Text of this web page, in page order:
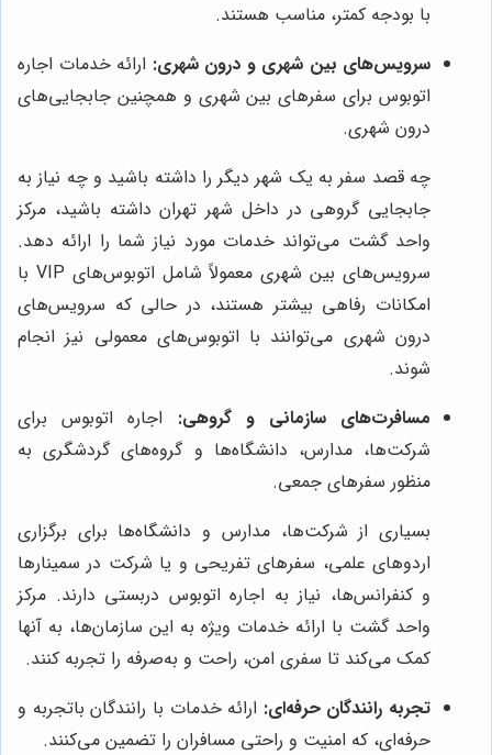
با بودجه کمتر، مناسب هستند.
سرویس‌های بین شهری و درون شهری: ارائه خدمات اجاره
اتوبوس برای سفرهای بین شهری و همچنین جابجایی‌های
درون شهری.
چه قصد سفر به یک شهر دیگر را داشته باشید و چه نیاز به
جابجایی گروهی در داخل شهر تهران داشته باشید، مرکز
واحد گشت می‌تواند خدمات مورد نیاز شما را ارائه دهد.
سرویس‌های بین شهری معمولاً شامل اتوبوس‌های VIP با
امکانات رفاهی بیشتر هستند، در حالی که سرویس‌های
درون شهری می‌توانند با اتوبوس‌های معمولی نیز انجام
شوند.
مسافرت‌های سازمانی و گروهی: اجاره اتوبوس برای
شرکت‌ها، مدارس، دانشگاه‌ها و گروه‌های گردشگری به
منظور سفرهای جمعی.
بسیاری از شرکت‌ها، مدارس و دانشگاه‌ها برای برگزاری
اردوهای علمی، سفرهای تفریحی و یا شرکت در سمینارها
و کنفرانس‌ها، نیاز به اجاره اتوبوس دربستی دارند. مرکز
واحد گشت با ارائه خدمات ویژه به این سازمان‌ها، به آنها
کمک می‌کند تا سفری امن، راحت و به‌صرفه را تجربه کنند.
تجربه رانندگان حرفه‌ای: ارائه خدمات با رانندگان باتجربه و
حرفه‌ای، که امنیت و راحتی مسافران را تضمین می‌کنند.